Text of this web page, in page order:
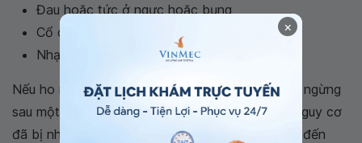
Đau hoặc tức ở ngực hoặc bụng
Cổ cứng
Nhạy cảm với ánh sáng.
Nếu ho ra chất nhầy đặc và sẫm màu, ho không ngừng
sau một vài tuần hoặc có dấu hiệu sốt, bạn có nguy cơ
đã bị nhiễm vi khuẩn. Trong trường hợp này nên đến
×